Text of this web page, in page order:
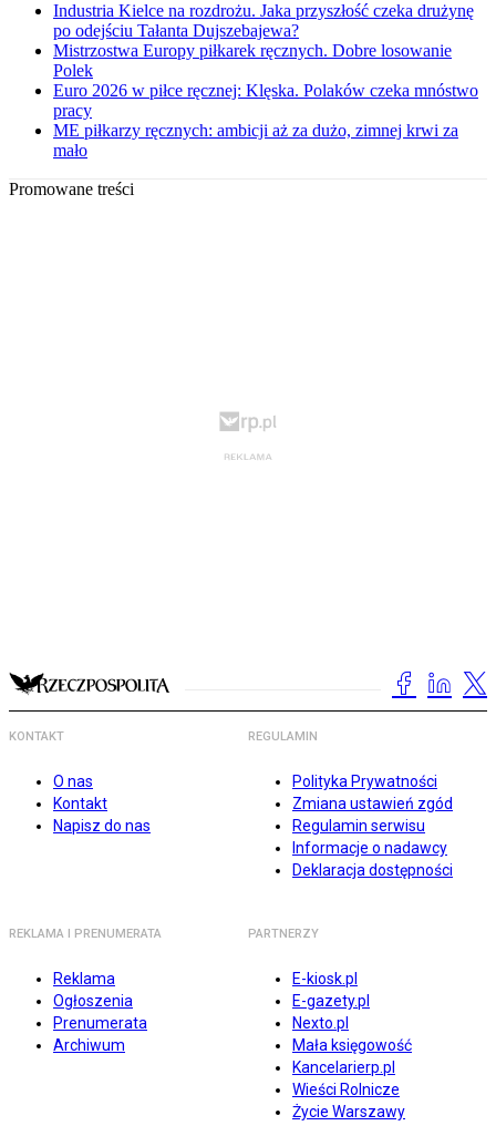
Industria Kielce na rozdrożu. Jaka przyszłość czeka drużynę
po odejściu Tałanta Dujszebajewa?
Mistrzostwa Europy piłkarek ręcznych. Dobre losowanie
Polek
Euro 2026 w piłce ręcznej: Klęska. Polaków czeka mnóstwo
pracy
ME piłkarzy ręcznych: ambicji aż za dużo, zimnej krwi za
mało
Promowane treści
KONTAKT
O nas
Kontakt
Napisz do nas
REGULAMIN
Polityka Prywatności
Zmiana ustawień zgód
Regulamin serwisu
Informacje o nadawcy
Deklaracja dostępności
REKLAMA I PRENUMERATA
Reklama
Ogłoszenia
Prenumerata
Archiwum
PARTNERZY
E-kiosk.pl
E-gazety.pl
Nexto.pl
Mała księgowość
Kancelarierp.pl
Wieści Rolnicze
Życie Warszawy